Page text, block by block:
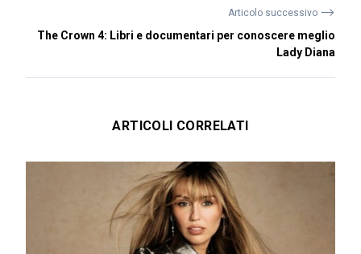
Articolo successivo ⟶
The Crown 4: Libri e documentari per conoscere meglio
Lady Diana
ARTICOLI CORRELATI